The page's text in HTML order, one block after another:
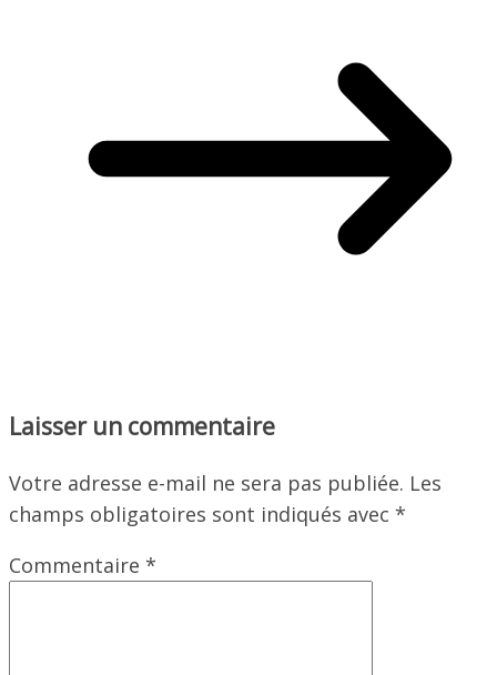
Laisser un commentaire
Votre adresse e-mail ne sera pas publiée. Les
champs obligatoires sont indiqués avec *
Commentaire *